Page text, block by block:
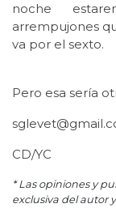
noche
arrempujones
va por el sexto.
Pero esa sería
CD/YC
* Las opiniones y
exclusiva del autor